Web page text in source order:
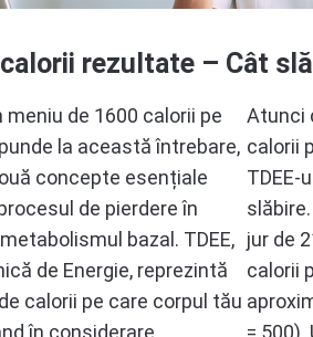
rezultate – Cât
de 1600 calorii pe
la această întrebare,
concepte esențiale
de pierdere în
bazal. TDEE,
de Energie, reprezintă
calorii pe care corpul tău
în considerare
Atunci
calorii
TDEE-
jur de
calorii
=